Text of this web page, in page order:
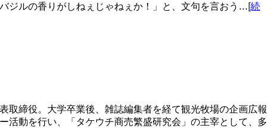
ジルの香りがしねぇじゃねぇか！」と、文句を言おう… [続
取締役。大学卒業後、雑誌編集者を経て観光牧場の企画広報
活動を行い、「タケウチ商売繁盛研究会」の主宰として、多